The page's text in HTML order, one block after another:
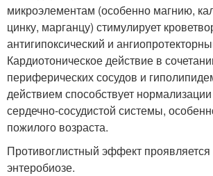
микроэлементам (особенно магнию,
цинку, марганцу) стимулирует
антигипоксический и
Кардиотоническое действие в
периферических сосудов и
действием способствует
сердечно-сосудистой системы,
пожилого возраста.
Противоглистный эффект проявляется
энтеробиозе.